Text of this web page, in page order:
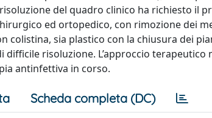
del quadro clinico ha richiesto il
ed ortopedico, con rimozione dei
sia plastico con la chiusura dei
risoluzione. L’approccio terapeutico
antinfettiva in corso.
Scheda completa (DC)